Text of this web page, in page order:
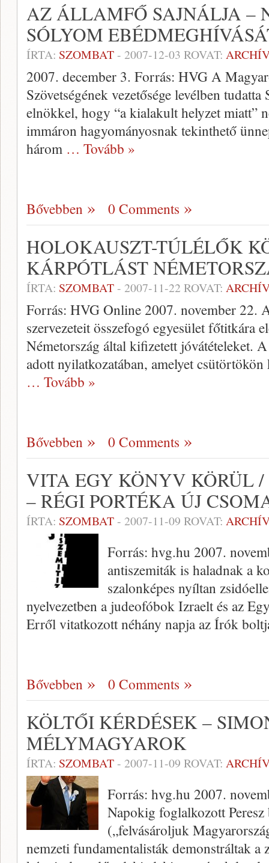
AZ ÁLLAMFŐ SAJNÁLJA –
SÓLYOM
ÍRTA: SZOMBAT- 2007-12-03 ROVAT:
2007. december 3. Forrás: HVG A
Szövetségének vezetősége levélben
elnökkel, hogy “a kialakult helyzet miatt”
immáron hagyományosnak tekinthető
három … Tovább »
Bővebben 0 Comments
HOLOKAUSZT-TÚLÉLŐK
KÁRPÓTLÁST
ÍRTA: SZOMBAT- 2007-11-22 ROVAT:
Forrás: HVG Online 2007. november 22.
szervezeteit összefogó egyesület főtitkára
Németország által kifizetett jóvátételeket.
adott nyilatkozatában, amelyet
… Tovább »
Bővebben 0 Comments
VITA EGY KÖNYV KÖRÜL
– RÉGI PORTÉKA ÚJ
ÍRTA: SZOMBAT- 2007-11-09 ROVAT:
Forrás: hvg.hu 2007.
antiszemiták is haladnak a
szalonképes nyíltan
nyelvezetben a judeofóbok Izraelt és az
Erről vitatkozott néhány napja az Írók
Bővebben 0 Comments
KÖLTŐI KÉRDÉSEK –
MÉLYMAGYAROK
ÍRTA: SZOMBAT- 2007-11-09 ROVAT:
Forrás: hvg.hu 2007.
Napokig foglalkozott
(„felvásároljuk
nemzeti fundamentalisták demonstráltak